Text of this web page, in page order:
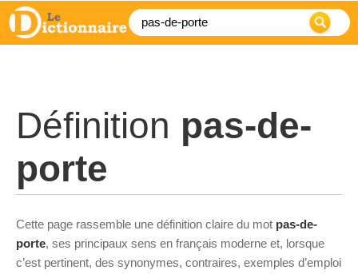
Définition pas-de-
porte
Cette page rassemble une définition claire du mot pas-de-
porte, ses principaux sens en français moderne et, lorsque
c’est pertinent, des synonymes, contraires, exemples d’emploi